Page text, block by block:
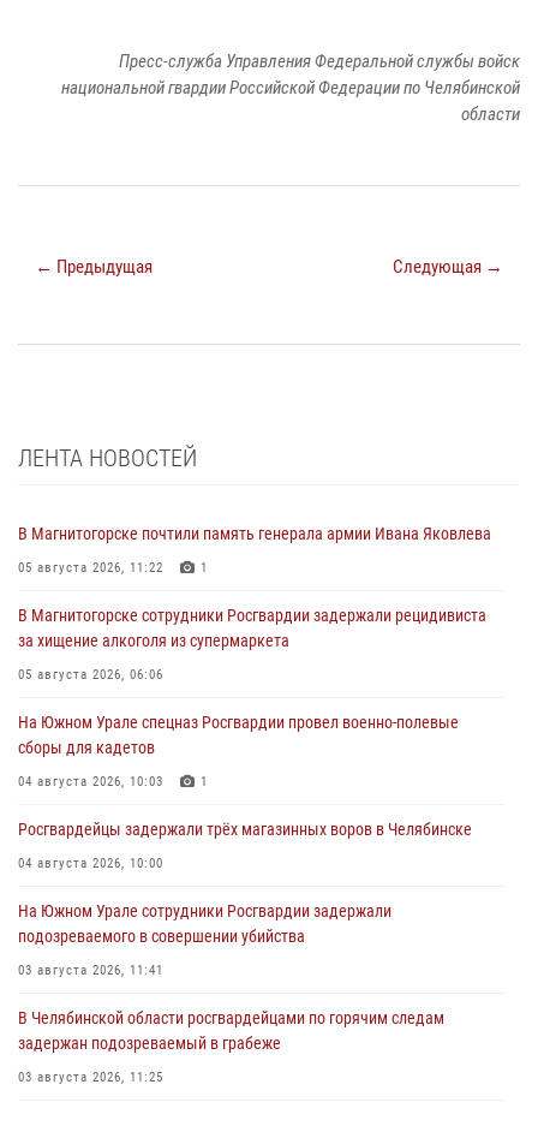
Пресс-служба Управления Федеральной службы войск
национальной гвардии Российской Федерации по Челябинской
области
← Предыдущая Следующая →
ЛЕНТА НОВОСТЕЙ
В Магнитогорске почтили память генерала армии Ивана Яковлева
05 августа 2026, 11:22 1
В Магнитогорске сотрудники Росгвардии задержали рецидивиста
за хищение алкоголя из супермаркета
05 августа 2026, 06:06
На Южном Урале спецназ Росгвардии провел военно-полевые
сборы для кадетов
04 августа 2026, 10:03 1
Росгвардейцы задержали трёх магазинных воров в Челябинске
04 августа 2026, 10:00
На Южном Урале сотрудники Росгвардии задержали
подозреваемого в совершении убийства
03 августа 2026, 11:41
В Челябинской области росгвардейцами по горячим следам
задержан подозреваемый в грабеже
03 августа 2026, 11:25